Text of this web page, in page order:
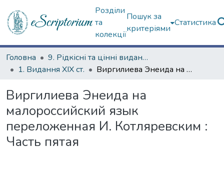
Розділи
та
колекції
Пошук за
критеріями
Статистика
Головна
9. Рідкісні та цінні видання
1. Видання ХІХ ст.
Виргилиева Энеида на малороссийский язык переложенная И. Котляревским : Часть пятая
Виргилиева Энеида на
малороссийский язык
переложенная И. Котляревским :
Часть пятая